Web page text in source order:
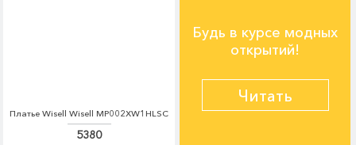
Платье Wisell Wisell MP002XW1HLSC
5380
Будь в курсе модных
открытий!
Читать